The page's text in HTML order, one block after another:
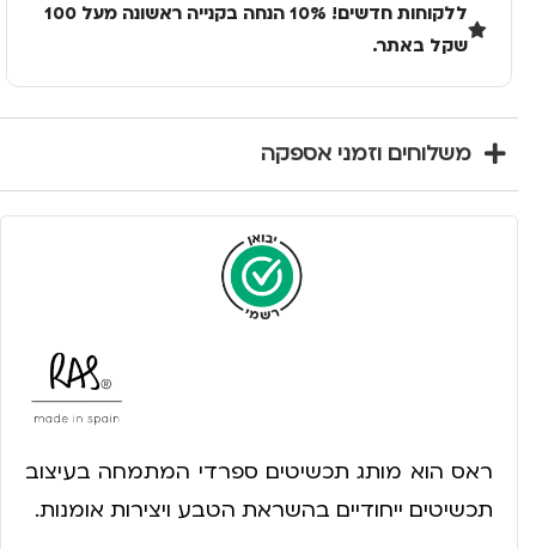
ללקוחות חדשים! 10% הנחה בקנייה ראשונה מעל 100
שקל באתר.
משלוחים וזמני אספקה
ראס הוא מותג תכשיטים ספרדי המתמחה בעיצוב
תכשיטים ייחודיים בהשראת הטבע ויצירות אומנות.